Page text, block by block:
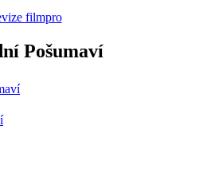
filmpro
Pošumaví